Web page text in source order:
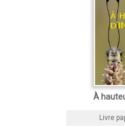
À
Livre